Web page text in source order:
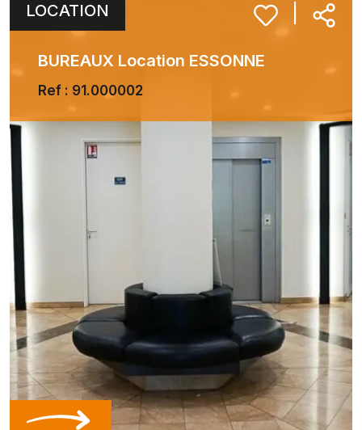
LOCATION
BUREAUX Location ESSONNE
Ref : 91.000002